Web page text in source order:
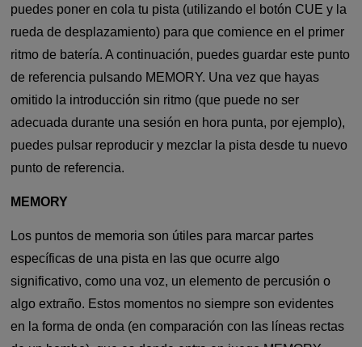
puedes poner en cola tu pista (utilizando el botón CUE y la
rueda de desplazamiento) para que comience en el primer
ritmo de batería. A continuación, puedes guardar este punto
de referencia pulsando MEMORY. Una vez que hayas
omitido la introducción sin ritmo (que puede no ser
adecuada durante una sesión en hora punta, por ejemplo),
puedes pulsar reproducir y mezclar la pista desde tu nuevo
punto de referencia.
MEMORY
Los puntos de memoria son útiles para marcar partes
específicas de una pista en las que ocurre algo
significativo, como una voz, un elemento de percusión o
algo extraño. Estos momentos no siempre son evidentes
en la forma de onda (en comparación con las líneas rectas